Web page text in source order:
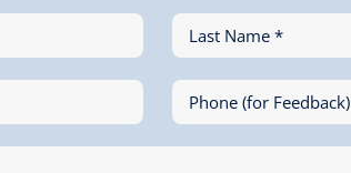
Last Name *
Phone (for Feedback)